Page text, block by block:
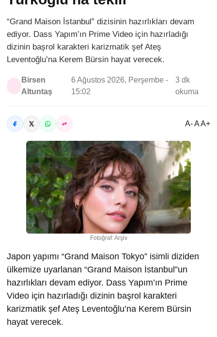
“Grand Maison İstanbul” dizisinin hazırlıkları devam
ediyor. Dass Yapım’ın Prime Video için hazırladığı
dizinin başrol karakteri karizmatik şef Ateş
Leventoğlu’na Kerem Bürsin hayat verecek.
Birsen
Altuntaş
6 Ağustos 2026, Perşembe -
15:02
3 dk
okuma
A- A A+
Fotoğraf: Arşiv
Japon yapımı “Grand Maison Tokyo” isimli diziden
ülkemize uyarlanan “Grand Maison İstanbul”un
hazırlıkları devam ediyor. Dass Yapım’ın Prime
Video için hazırladığı dizinin başrol karakteri
karizmatik şef Ateş Leventoğlu’na Kerem Bürsin
hayat verecek.